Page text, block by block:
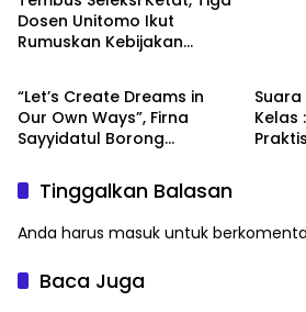
Dosen Unitomo Ikut
Rumuskan Kebijakan
Berita Utama
“Let’s Create Dreams in
Our Own Ways”, Firna
Sayyidatul Borong
Hibah Kemenpora, Jadi
Lulusan Inspiratif Fikom
Unitomo.
Kelas
Tinggalkan Balasan
Anda harus masuk untuk
Baca Juga